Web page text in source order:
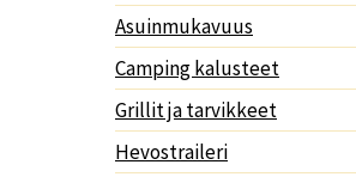
Asuinmukavuus
Camping kalusteet
Grillit ja tarvikkeet
Hevostraileri